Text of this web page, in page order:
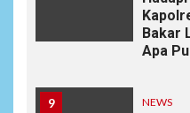
Bakar
Apa
9 NEWS